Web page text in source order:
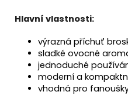
Hlavní vlastnosti:
výrazná příchuť
sladké ovocné
jednoduché
moderní a
vhodná pro